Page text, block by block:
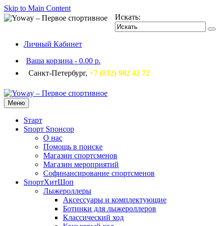
Skip to Main Content
Искать:
Личный Кабинет
Ваша корзина - 0.00 р.
Санкт-Петербург, +7 (812) 982 42 72
Меню
Sтарт
Sпорт Sпонсор
О нас
Помощь в поиске
Магазин спортсменов
Магазин мероприятий
Софинансирование спортсменов
SпортХитШоп
Лыжероллеры
Аксессуары и комплектующие
Ботинки для лыжероллеров
Классический ход